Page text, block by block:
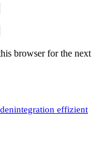
browser for the next
effizient